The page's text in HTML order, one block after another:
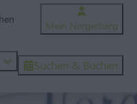
Mein Norgerberg
Suchen & Buchen